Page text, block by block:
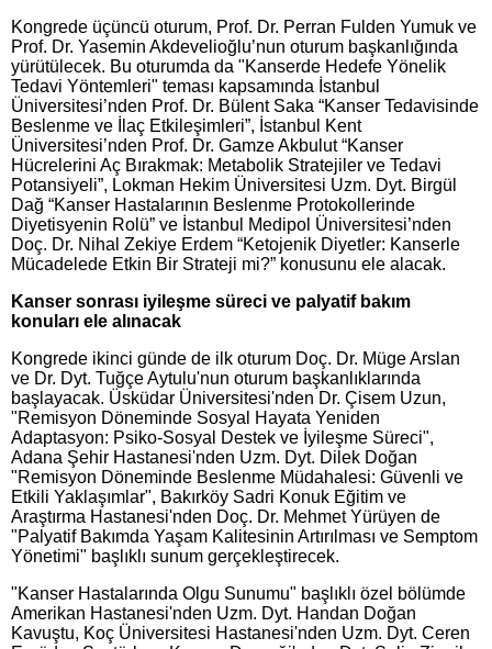
Kongrede üçüncü oturum, Prof. Dr. Perran Fulden Yumuk ve
Prof. Dr. Yasemin Akdevelioğlu’nun oturum başkanlığında
yürütülecek. Bu oturumda da "Kanserde Hedefe Yönelik
Tedavi Yöntemleri" teması kapsamında İstanbul
Üniversitesi’nden Prof. Dr. Bülent Saka “Kanser Tedavisinde
Beslenme ve İlaç Etkileşimleri”, İstanbul Kent
Üniversitesi’nden Prof. Dr. Gamze Akbulut “Kanser
Hücrelerini Aç Bırakmak: Metabolik Stratejiler ve Tedavi
Potansiyeli”, Lokman Hekim Üniversitesi Uzm. Dyt. Birgül
Dağ “Kanser Hastalarının Beslenme Protokollerinde
Diyetisyenin Rolü” ve İstanbul Medipol Üniversitesi’nden
Doç. Dr. Nihal Zekiye Erdem “Ketojenik Diyetler: Kanserle
Mücadelede Etkin Bir Strateji mi?” konusunu ele alacak.
Kanser sonrası iyileşme süreci ve palyatif bakım
konuları ele alınacak
Kongrede ikinci günde de ilk oturum Doç. Dr. Müge Arslan
ve Dr. Dyt. Tuğçe Aytulu'nun oturum başkanlıklarında
başlayacak. Üsküdar Üniversitesi'nden Dr. Çisem Uzun,
"Remisyon Döneminde Sosyal Hayata Yeniden
Adaptasyon: Psiko-Sosyal Destek ve İyileşme Süreci",
Adana Şehir Hastanesi'nden Uzm. Dyt. Dilek Doğan
"Remisyon Döneminde Beslenme Müdahalesi: Güvenli ve
Etkili Yaklaşımlar", Bakırköy Sadri Konuk Eğitim ve
Araştırma Hastanesi'nden Doç. Dr. Mehmet Yürüyen de
"Palyatif Bakımda Yaşam Kalitesinin Artırılması ve Semptom
Yönetimi" başlıklı sunum gerçekleştirecek.
"Kanser Hastalarında Olgu Sunumu" başlıklı özel bölümde
Amerikan Hastanesi'nden Uzm. Dyt. Handan Doğan
Kavuştu, Koç Üniversitesi Hastanesi'nden Uzm. Dyt. Ceren